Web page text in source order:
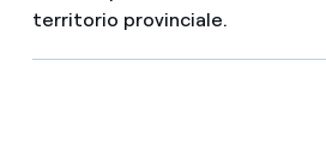
territorio provinciale.